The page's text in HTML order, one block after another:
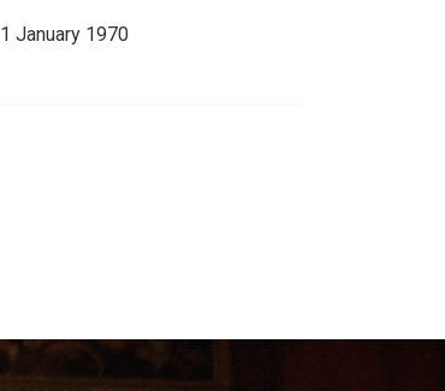
1 January 1970